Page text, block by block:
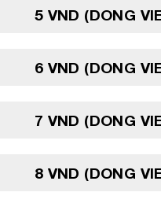
5 VND (DONG
6 VND (DONG
7 VND (DONG
8 VND (DONG